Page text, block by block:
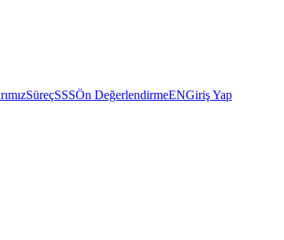
SüreçSSSÖn DeğerlendirmeENGiriş Yap